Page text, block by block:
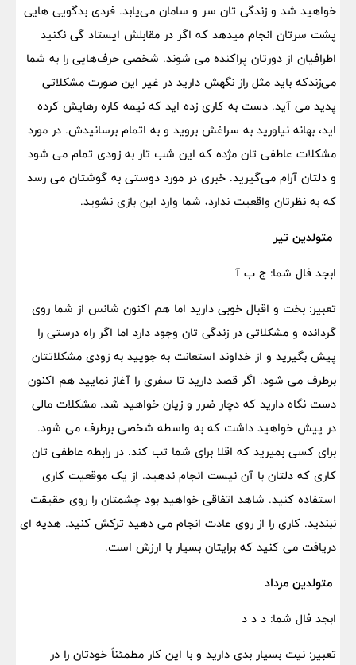
خواهید شد و زندگی تان سر و سامان می‌یابد. فردی بدگویی هایی
پشت سرتان انجام میدهد که اگر در مقابلش ایستاد گی نکنید
اطرافیان از دورتان پراکنده می شوند. شخصی حرف‌هایی را به شما
می‌زندکه باید مثل راز نگهش دارید در غیر این صورت مشکلاتی
پدید می آید. دست به کاری زده اید که نیمه کاره رهایش کرده
اید، بهانه نیاورید به سراغش بروید و به اتمام برسانیدش. در مورد
مشکلات عاطفی تان مژده که این شب تار به زودی تمام می شود
و دلتان آرام می‌گیرید. خبری در مورد دوستی به گوشتان می رسد
که به نظرتان واقعیت ندارد، شما وارد این بازی نشوید.
متولدین تیر
ابجد فال شما: ج ب آ
تعبیر: بخت و اقبال خوبی دارید اما هم اکنون شانس از شما روی
گردانده و مشکلاتی در زندگی تان وجود دارد اما اگر راه درستی را
پیش بگیرید و از خداوند استعانت به جویید به زودی مشکلاتتان
برطرف می شود. اگر قصد دارید تا سفری را آغاز نمایید هم اکنون
دست نگاه دارید که دچار ضرر و زیان خواهید شد. مشکلات مالی
در پیش خواهید داشت که به واسطه شخصی برطرف می شود.
برای کسی بمیرید که اقلا برای شما تب کند. در رابطه عاطفی تان
کاری که دلتان با آن نیست انجام ندهید. از یک موقعیت کاری
استفاده کنید. شاهد اتفاقی خواهید بود چشمتان را روی حقیقت
نبندید. کاری را از روی عادت انجام می دهید ترکش کنید. هدیه ای
دریافت می کنید که برایتان بسیار با ارزش است.
متولدین مرداد
ابجد فال شما: د د د
تعبیر: نیت بسیار بدی دارید و با این کار مطمئناً خودتان را در